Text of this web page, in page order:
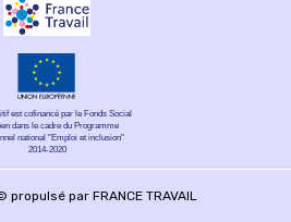
est cofinancé par le Fonds Social
dans le cadre du Programme
national "Emploi et inclusion"
2014-2020
par FRANCE TRAVAIL